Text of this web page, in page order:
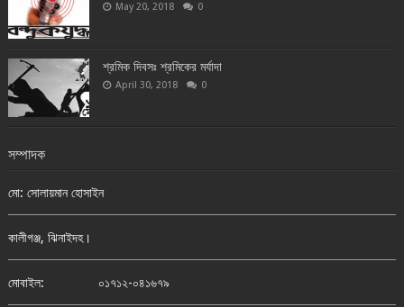
May 20, 2018 0
শ্রমিক দিবসঃ শ্রমিকের মর্যাদা
April 30, 2018 0
সম্পাদক
মো: সোলায়মান হোসাইন
কালীগঞ্জ, ঝিনাইদহ।
মোবাইল: ০১৭১২-০৪১৬৭৯